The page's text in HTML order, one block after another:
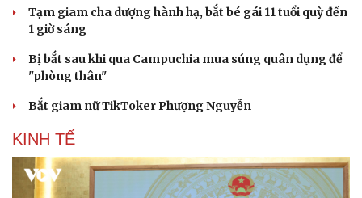
check-in
Cửa sổ tình yêu
Tạm giam cha dượng hành hạ, bắt bé gái 11 tuổi quỳ đến
1 giờ sáng
Bị bắt sau khi qua Campuchia mua súng quân dụng để
"phòng thân"
Bắt giam nữ TikToker Phượng Nguyễn
KINH TẾ